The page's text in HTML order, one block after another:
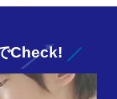
Check!